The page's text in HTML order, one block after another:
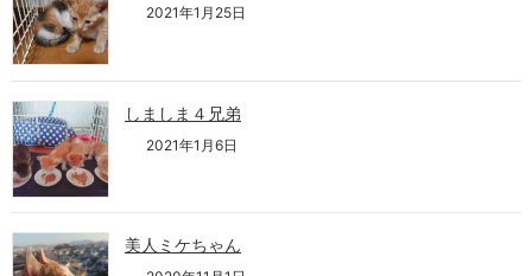
2021年1月25日
しましま４兄弟
2021年1月6日
美人ミケちゃん